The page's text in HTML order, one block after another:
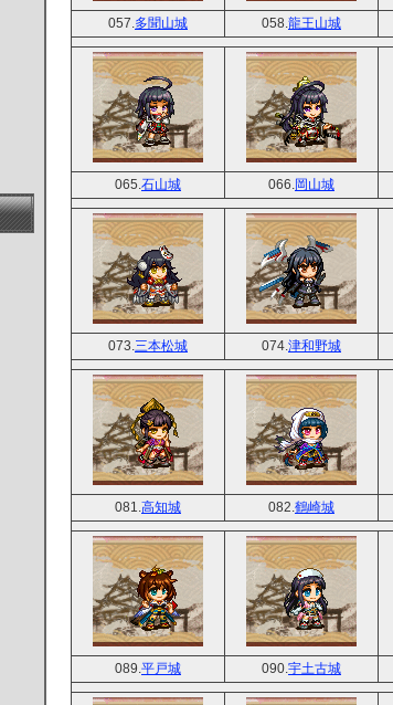
057. 多聞山城 058. 龍王山城
065. 石山城 066. 岡山城
073. 三本松城 074. 津和野城
081. 高知城 082. 鶴崎城
089. 平戸城 090. 宇土古城